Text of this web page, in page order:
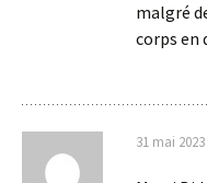
malgré
corps en
31 mai